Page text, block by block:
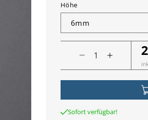
Höhe
Verringere
die
Menge
Rundprofil
Innenecke
Erhöhe
die
Menge
Sofort verfügbar!